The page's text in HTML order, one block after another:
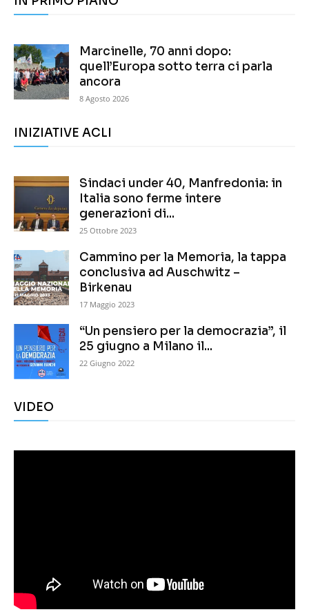
Marcinelle, 70 anni dopo:
quell’Europa sotto terra ci parla
ancora
8 Agosto 2026
INIZIATIVE ACLI
Sindaci under 40, Manfredonia: in
Italia sono ferme intere
generazioni di...
25 Ottobre 2023
Cammino per la Memoria, la tappa
conclusiva ad Auschwitz –
Birkenau
17 Maggio 2023
“Un pensiero per la democrazia”, il
25 giugno a Milano il...
22 Giugno 2022
VIDEO